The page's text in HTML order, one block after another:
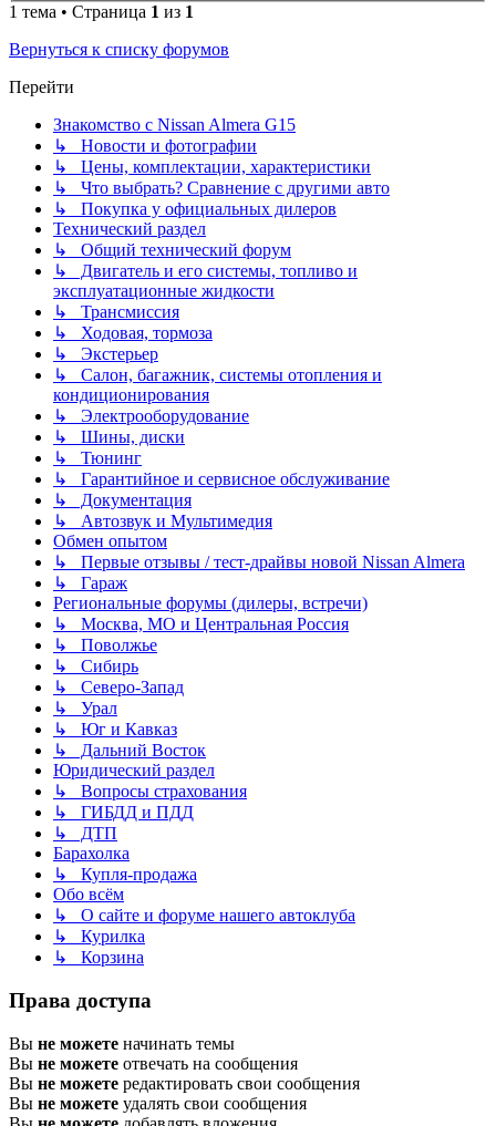
1 тема • Страница 1 из 1
Вернуться к списку форумов
Перейти
Знакомство с Nissan Almera G15
↳ Новости и фотографии
↳ Цены, комплектации, характеристики
↳ Что выбрать? Сравнение с другими авто
↳ Покупка у официальных дилеров
Технический раздел
↳ Общий технический форум
↳ Двигатель и его системы, топливо и
эксплуатационные жидкости
↳ Трансмиссия
↳ Ходовая, тормоза
↳ Экстерьер
↳ Салон, багажник, системы отопления и
кондиционирования
↳ Электрооборудование
↳ Шины, диски
↳ Тюнинг
↳ Гарантийное и сервисное обслуживание
↳ Документация
↳ Автозвук и Мультимедия
Обмен опытом
↳ Первые отзывы / тест-драйвы новой Nissan Almera
↳ Гараж
Региональные форумы (дилеры, встречи)
↳ Москва, МО и Центральная Россия
↳ Поволжье
↳ Сибирь
↳ Северо-Запад
↳ Урал
↳ Юг и Кавказ
↳ Дальний Восток
Юридический раздел
↳ Вопросы страхования
↳ ГИБДД и ПДД
↳ ДТП
Барахолка
↳ Купля-продажа
Обо всём
↳ О сайте и форуме нашего автоклуба
↳ Курилка
↳ Корзина
Права доступа
Вы не можете начинать темы
Вы не можете отвечать на сообщения
Вы не можете редактировать свои сообщения
Вы не можете удалять свои сообщения